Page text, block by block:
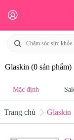
Glaskin (0 sản phẩm)
Mặc định
Trang chủ Glaskin